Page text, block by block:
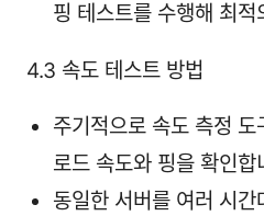
핑 테스트를 수행해 최
4.3 속도 테스트 방법
주기적으로 속도 측정
로드 속도와 핑을 확인합
동일한 서버를 여러 시